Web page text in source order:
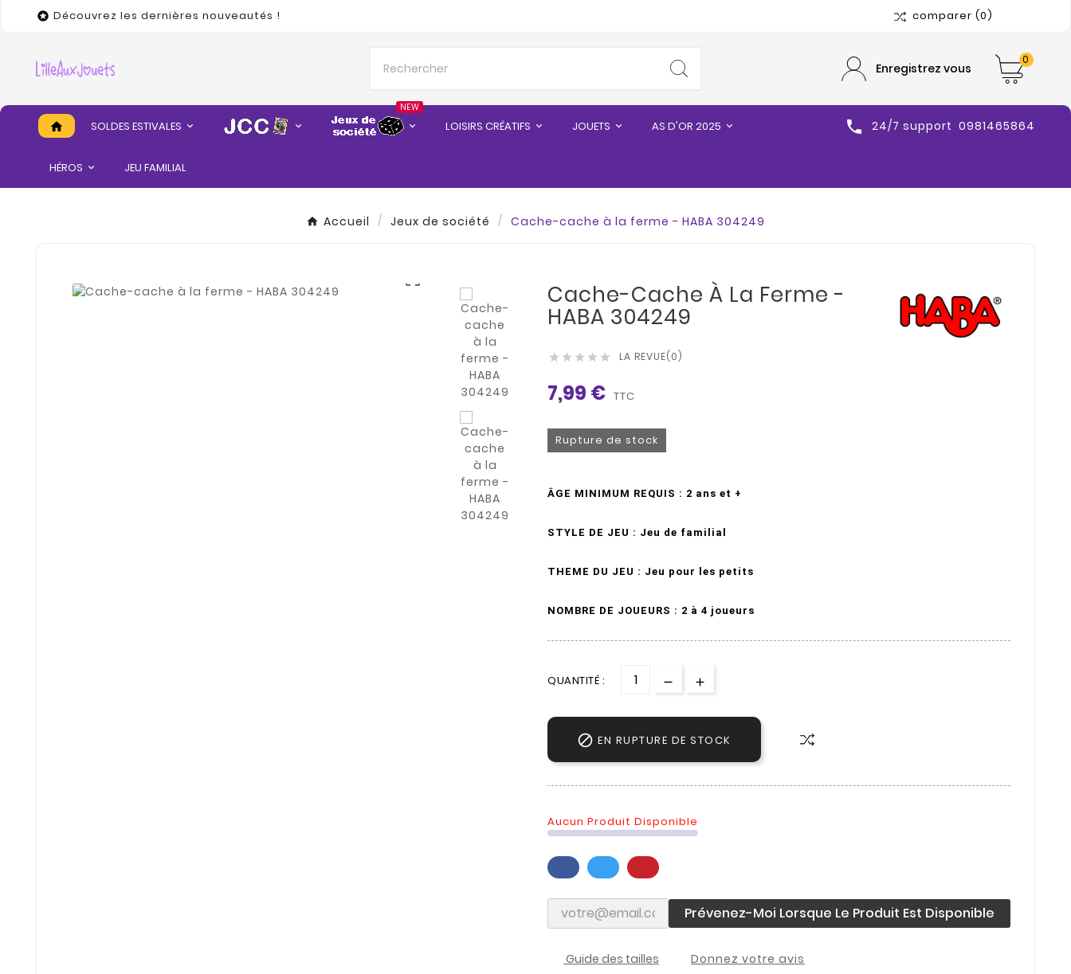
 Découvrez les dernières nouveautés ! comparer (0)
Enregistrez vous
0
home SOLDES ESTIVALES
NEW
LOISIRS CRÉATIFS JOUETS AS D'OR 2025
HÉROS JEU FAMILIAL
 24/7 support 0981465864
Accueil Jeux de société Cache-cache à la ferme - HABA 304249

Cache-Cache À La Ferme -
HABA 304249
     LA REVUE(0)
7,99 € TTC
Rupture de stock
ÂGE MINIMUM REQUIS : 2 ans et +
STYLE DE JEU : Jeu de familial
THEME DU JEU : Jeu pour les petits
NOMBRE DE JOUEURS : 2 à 4 joueurs
QUANTITÉ :
 EN RUPTURE DE STOCK
Aucun Produit Disponible
Prévenez-Moi Lorsque Le Produit Est Disponible
Guide des tailles Donnez votre avis